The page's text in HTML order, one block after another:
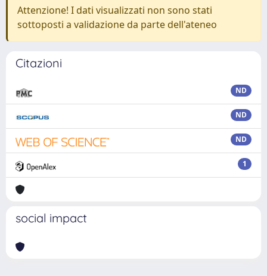
Attenzione! I dati visualizzati non sono stati
sottoposti a validazione da parte dell'ateneo
Citazioni
ND
ND
ND
1
social impact